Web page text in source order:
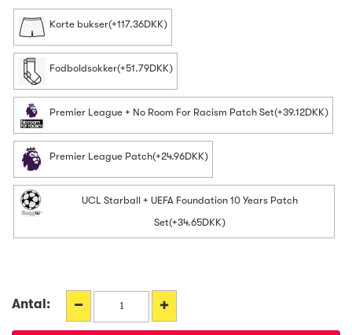
Korte bukser(+117.36DKK)
Fodboldsokker(+51.79DKK)
Premier League + No Room For Racism Patch Set(+39.12DKK)
Premier League Patch(+24.96DKK)
UCL Starball + UEFA Foundation 10 Years Patch
Set(+34.65DKK)
Antal: